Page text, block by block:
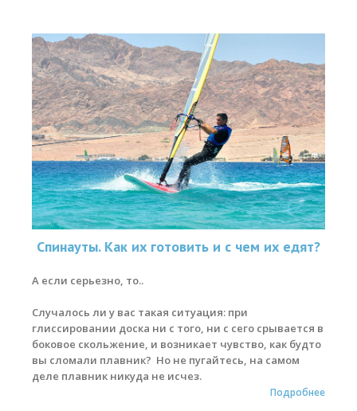
Спинауты. Как их готовить и с чем их едят?
А если серьезно, то..
Случалось ли у вас такая ситуация: при
глиссировании доска ни с того, ни с сего срывается в
боковое скольжение, и возникает чувство, как будто
вы сломали плавник? Но не пугайтесь, на самом
деле плавник никуда не исчез.
Подробнее